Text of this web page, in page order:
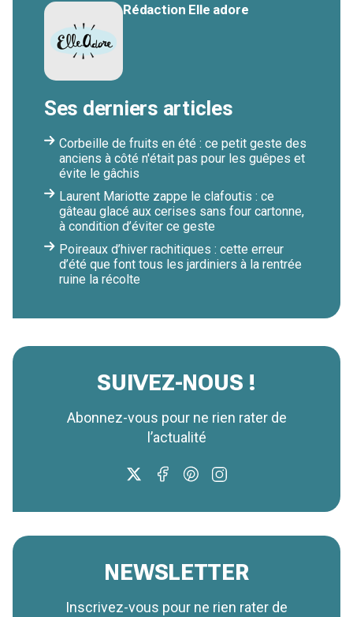
Rédaction Elle adore
Ses derniers articles
Corbeille de fruits en été : ce petit geste des
anciens à côté n'était pas pour les guêpes et
évite le gâchis
Laurent Mariotte zappe le clafoutis : ce
gâteau glacé aux cerises sans four cartonne,
à condition d’éviter ce geste
Poireaux d’hiver rachitiques : cette erreur
d’été que font tous les jardiniers à la rentrée
ruine la récolte
SUIVEZ-NOUS !
Abonnez-vous pour ne rien rater de
l’actualité
NEWSLETTER
Inscrivez-vous pour ne rien rater de